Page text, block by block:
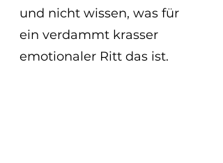
und nicht wissen, was für
ein verdammt krasser
emotionaler Ritt das ist.